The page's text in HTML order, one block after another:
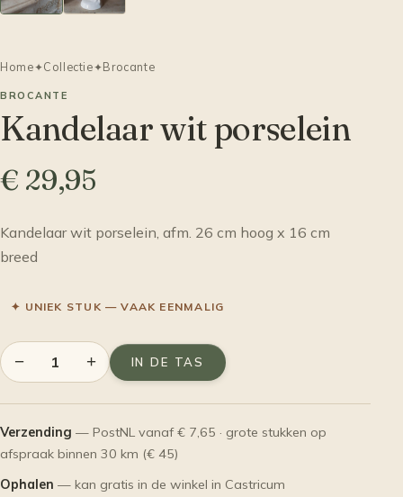
Home✦Collectie✦Brocante
BROCANTE
Kandelaar wit porselein
€ 29,95
Kandelaar wit porselein, afm. 26 cm hoog x 16 cm
breed
✦ UNIEK STUK — VAAK EENMALIG
− + IN DE TAS
Verzending — PostNL vanaf € 7,65 · grote stukken op
afspraak binnen 30 km (€ 45)
Ophalen — kan gratis in de winkel in Castricum